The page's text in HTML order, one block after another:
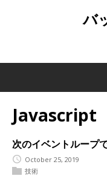
バ
Javascript
次のイベントループ
October 25, 2019
技術